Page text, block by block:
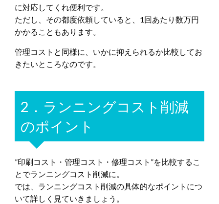
に対応してくれ便利です。
ただし、その都度依頼していると、1回あたり数万円
かかることもあります。
管理コストと同様に、いかに抑えられるか比較してお
きたいところなのです。
2．ランニングコスト削減
のポイント
”印刷コスト・管理コスト・修理コスト”を比較するこ
とでランニングコスト削減に。
では、ランニングコスト削減の具体的なポイントにつ
いて詳しく見ていきましょう。